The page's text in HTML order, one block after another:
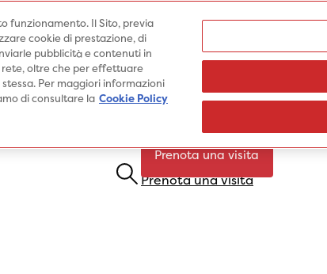
Medici
Specialità PrestazioniPatologie
Prenota una visita
Prenota una visita
funzionamento. Il Sito, previa
cookie di prestazione, di
pubblicità e contenuti in
rete, oltre che per effettuare
Per maggiori informazioni
di consultare la Cookie Policy